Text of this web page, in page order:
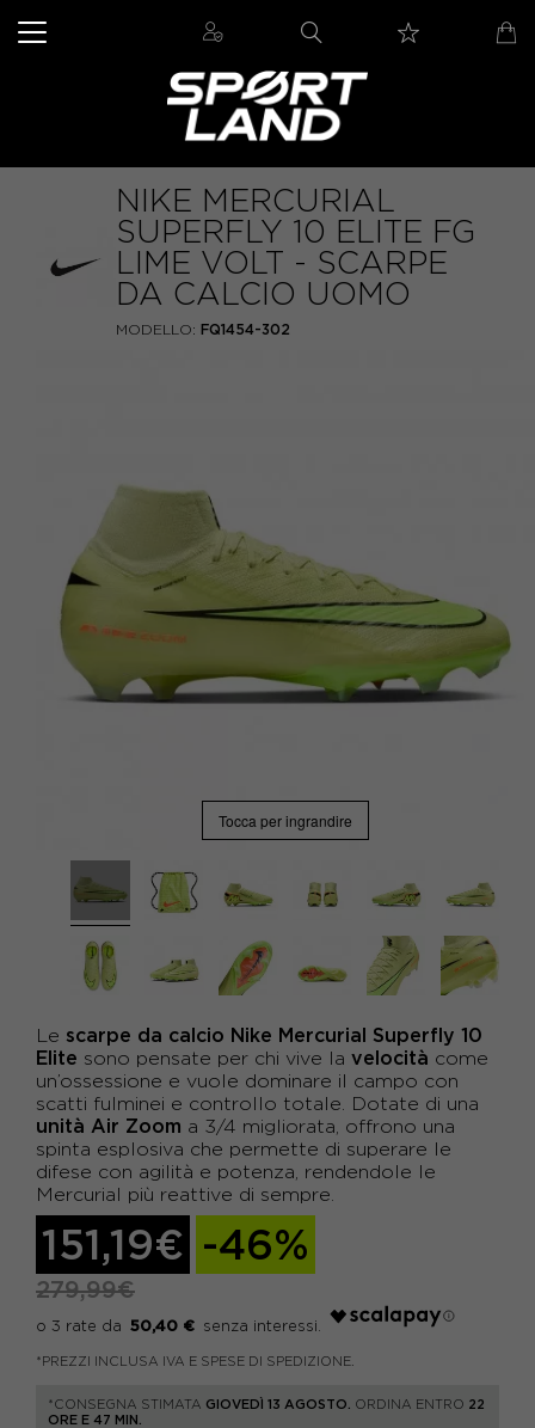
NIKE MERCURIAL
SUPERFLY 10 ELITE FG
LIME VOLT - SCARPE
DA CALCIO UOMO
MODELLO: FQ1454-302
Tocca per ingrandire
Le scarpe da calcio Nike Mercurial Superfly 10
Elite sono pensate per chi vive la velocità come
un’ossessione e vuole dominare il campo con
scatti fulminei e controllo totale. Dotate di una
unità Air Zoom a 3/4 migliorata, offrono una
spinta esplosiva che permette di superare le
difese con agilità e potenza, rendendole le
Mercurial più reattive di sempre.
151,19€ -46%
279,99€
50,40 €
*PREZZI INCLUSA IVA E SPESE DI SPEDIZIONE.
*CONSEGNA STIMATA GIOVEDÌ 13 AGOSTO. ORDINA ENTRO 22
ORE E 47 MIN.